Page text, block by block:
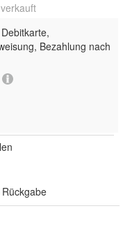
verkauft
Bezahlung nach